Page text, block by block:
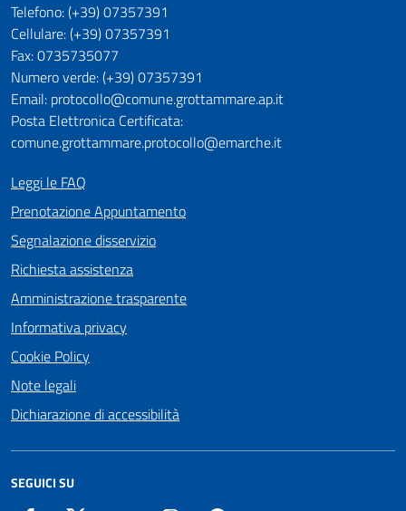
Telefono: (+39) 07357391
Cellulare: (+39) 07357391
Fax: 0735735077
Numero verde: (+39) 07357391
Email: protocollo@comune.grottammare.ap.it
Posta Elettronica Certificata:
comune.grottammare.protocollo@emarche.it
Leggi le FAQ
Prenotazione Appuntamento
Segnalazione disservizio
Richiesta assistenza
Amministrazione trasparente
Informativa privacy
Cookie Policy
Note legali
Dichiarazione di accessibilità
SEGUICI SU